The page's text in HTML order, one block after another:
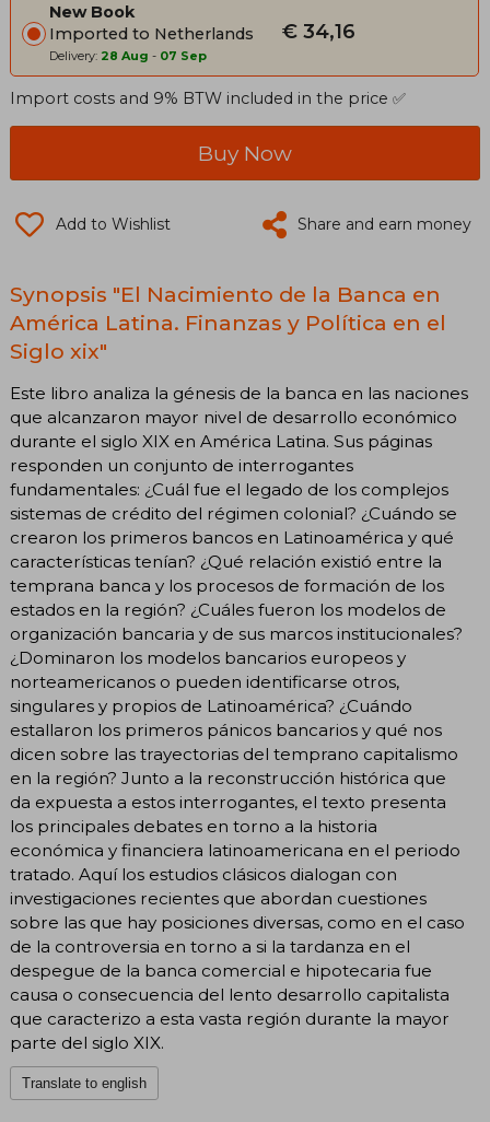
New Book
Imported to Netherlands
Delivery: 28 Aug - 07 Sep
€ 34,16
Import costs and 9% BTW included in the price ✅
Buy Now
Add to Wishlist Share and earn money
Synopsis "El Nacimiento de la Banca en
América Latina. Finanzas y Política en el
Siglo xix"
Este libro analiza la génesis de la banca en las naciones
que alcanzaron mayor nivel de desarrollo económico
durante el siglo XIX en América Latina. Sus páginas
responden un conjunto de interrogantes
fundamentales: ¿Cuál fue el legado de los complejos
sistemas de crédito del régimen colonial? ¿Cuándo se
crearon los primeros bancos en Latinoamérica y qué
características tenían? ¿Qué relación existió entre la
temprana banca y los procesos de formación de los
estados en la región? ¿Cuáles fueron los modelos de
organización bancaria y de sus marcos institucionales?
¿Dominaron los modelos bancarios europeos y
norteamericanos o pueden identificarse otros,
singulares y propios de Latinoamérica? ¿Cuándo
estallaron los primeros pánicos bancarios y qué nos
dicen sobre las trayectorias del temprano capitalismo
en la región? Junto a la reconstrucción histórica que
da expuesta a estos interrogantes, el texto presenta
los principales debates en torno a la historia
económica y financiera latinoamericana en el periodo
tratado. Aquí los estudios clásicos dialogan con
investigaciones recientes que abordan cuestiones
sobre las que hay posiciones diversas, como en el caso
de la controversia en torno a si la tardanza en el
despegue de la banca comercial e hipotecaria fue
causa o consecuencia del lento desarrollo capitalista
que caracterizo a esta vasta región durante la mayor
parte del siglo XIX.
Translate to english